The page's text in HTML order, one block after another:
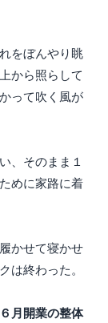
をぼんやり眺
から照らして
って吹く風が
、そのまま１
めに家路に着
かせて寝かせ
は終わった。
月開業の整体